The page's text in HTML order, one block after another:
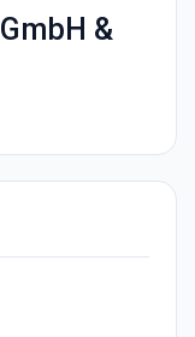
&